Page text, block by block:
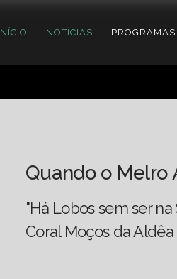
NOTÍCIAS PROGRAMAS
Quando o Melro
"Há Lobos sem ser
Coral Moços da Aldêa